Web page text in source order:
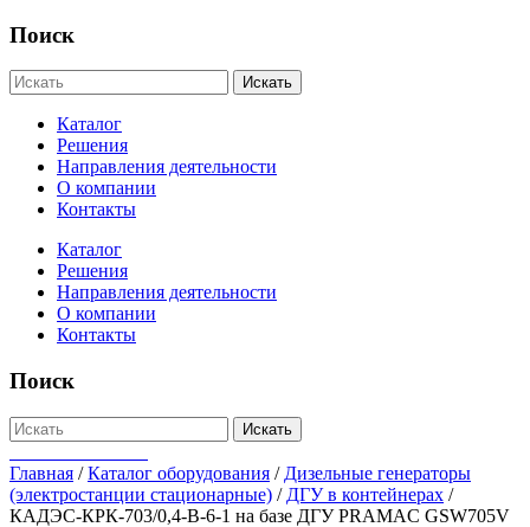
Поиск
Искать
Каталог
Решения
Направления деятельности
О компании
Контакты
Каталог
Решения
Направления деятельности
О компании
Контакты
Поиск
Искать
Главная /Каталог оборудования / Дизельные генераторы
(электростанции стационарные) / ДГУ в контейнерах /
КАДЭС-КРК-703/0,4-В-6-1 на базе ДГУ PRAMAC GSW705V